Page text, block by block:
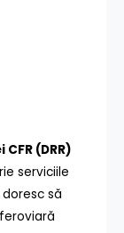
(DRR)
serviciile
să